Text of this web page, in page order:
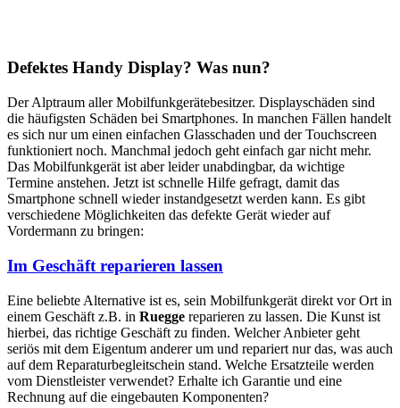
Defektes Handy Display? Was nun?
Der Alptraum aller Mobilfunkgerätebesitzer. Displayschäden sind
die häufigsten Schäden bei Smartphones. In manchen Fällen handelt
es sich nur um einen einfachen Glasschaden und der Touchscreen
funktioniert noch. Manchmal jedoch geht einfach gar nicht mehr.
Das Mobilfunkgerät ist aber leider unabdingbar, da wichtige
Termine anstehen. Jetzt ist schnelle Hilfe gefragt, damit das
Smartphone schnell wieder instandgesetzt werden kann. Es gibt
verschiedene Möglichkeiten das defekte Gerät wieder auf
Vordermann zu bringen:
Im Geschäft reparieren lassen
Eine beliebte Alternative ist es, sein Mobilfunkgerät direkt vor Ort in
einem Geschäft z.B. in Ruegge reparieren zu lassen. Die Kunst ist
hierbei, das richtige Geschäft zu finden. Welcher Anbieter geht
seriös mit dem Eigentum anderer um und repariert nur das, was auch
auf dem Reparaturbegleitschein stand. Welche Ersatzteile werden
vom Dienstleister verwendet? Erhalte ich Garantie und eine
Rechnung auf die eingebauten Komponenten?